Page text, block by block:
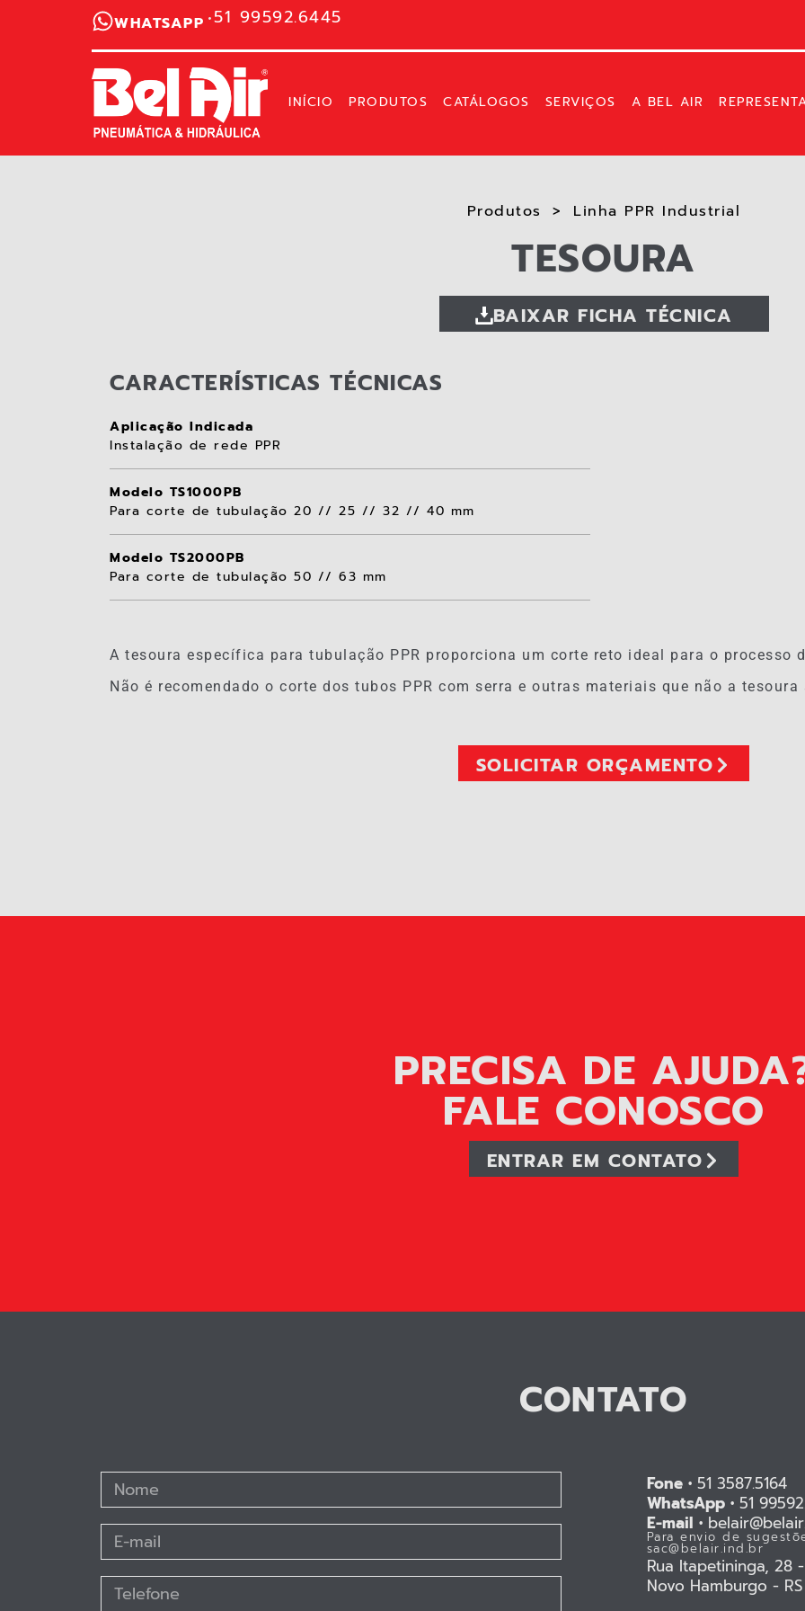
WHATSAPP 51 99592.6445
INÍCIO PRODUTOS CATÁLOGOS SERVIÇOS A BEL AIR
Produtos Linha PPR Industrial
TESOURA
BAIXAR FICHA TÉCNICA
CARACTERÍSTICAS TÉCNICAS
Aplicação Indicada
Instalação de rede PPR
Modelo TS1000PB
Para corte de tubulação 20 // 25 // 32 // 40 mm
Modelo TS2000PB
Para corte de tubulação 50 // 63 mm
A tesoura específica para tubulação PPR proporciona um corte reto ideal para o processo
Não é recomendado o corte dos tubos PPR com serra e outras materiais que não a
SOLICITAR ORÇAMENTO
PRECISA DE
FALE CONOSCO
ENTRAR EM CONTATO
CONTATO
Fone •51 3587.5164
WhatsApp •51
E-mail •
Para envio de
sac@belair.ind.br
Rua Itapetininga, 28
Novo Hamburgo - RS